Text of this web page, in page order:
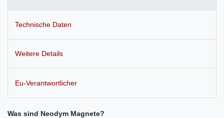
Technische Daten
Weitere Details
Eu-Verantwortlicher
Was sind Neodym Magnete?